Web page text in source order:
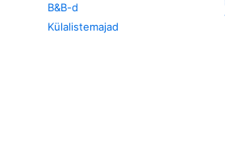
B&B-d
Külalistemajad